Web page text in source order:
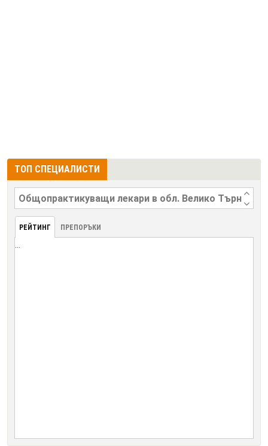
ТОП СПЕЦИАЛИСТИ
РЕЙТИНГ ПРЕПОРЪКИ
...